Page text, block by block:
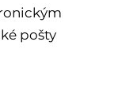
pošty